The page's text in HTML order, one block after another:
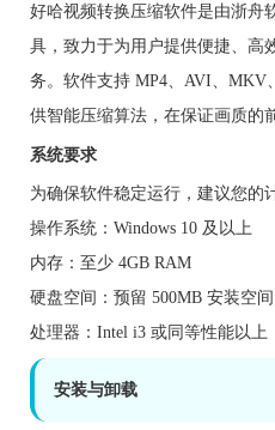
好哈视频转换压缩软件是由浙舟
具，致力于为用户提供便捷、高
务。软件支持 MP4、AVI、MKV
供智能压缩算法，在保证画质的
系统要求
为确保软件稳定运行，建议您的
操作系统：Windows 10 及以上
内存：至少 4GB RAM
硬盘空间：预留 500MB 安装空间
处理器：Intel i3 或同等性能以上
安装与卸载